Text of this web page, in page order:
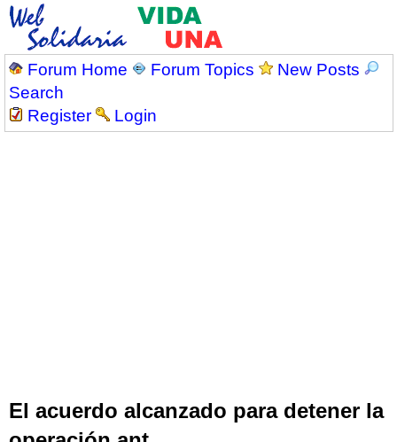
Forum Home Forum Topics
New Posts
Search
Register
Login
El acuerdo alcanzado para detener la